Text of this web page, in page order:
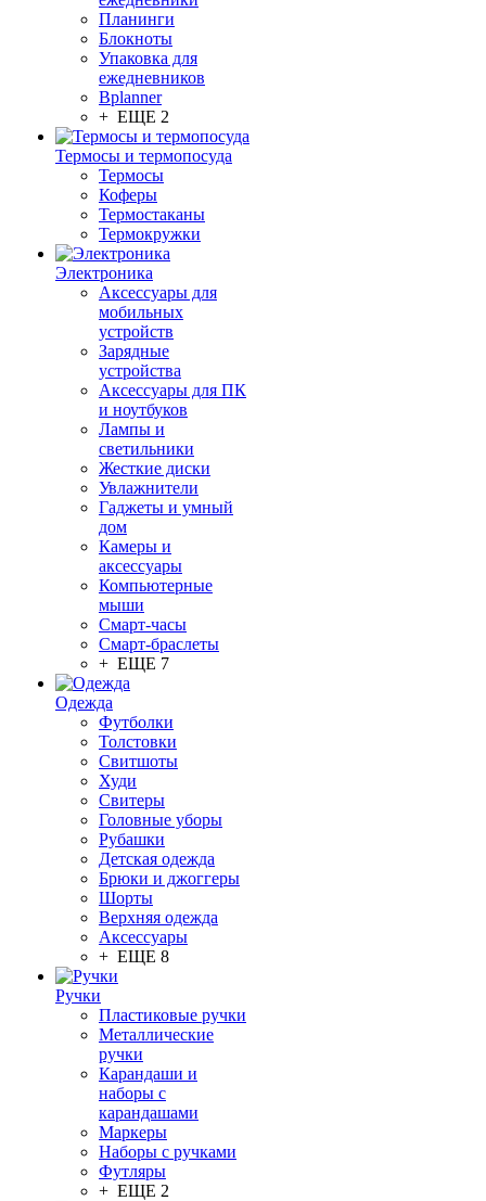
Планинги
Блокноты
Упаковка для
ежедневников
Bplanner
+ ЕЩЕ 2
Термосы и термопосуда
Термосы
Коферы
Термостаканы
Термокружки
Электроника
Аксессуары для
мобильных
устройств
Зарядные
устройства
Аксессуары для ПК
и ноутбуков
Лампы и
светильники
Жесткие диски
Увлажнители
Гаджеты и умный
дом
Камеры и
аксессуары
Компьютерные
мыши
Смарт-часы
Смарт-браслеты
+ ЕЩЕ 7
Одежда
Футболки
Толстовки
Свитшоты
Худи
Свитеры
Головные уборы
Рубашки
Детская одежда
Брюки и джоггеры
Шорты
Верхняя одежда
Аксессуары
+ ЕЩЕ 8
Ручки
Пластиковые ручки
Металлические
ручки
Карандаши и
наборы с
карандашами
Маркеры
Наборы с ручками
Футляры
+ ЕЩЕ 2